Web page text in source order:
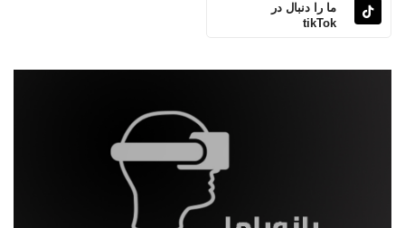
ما را دنبال در
tikTok